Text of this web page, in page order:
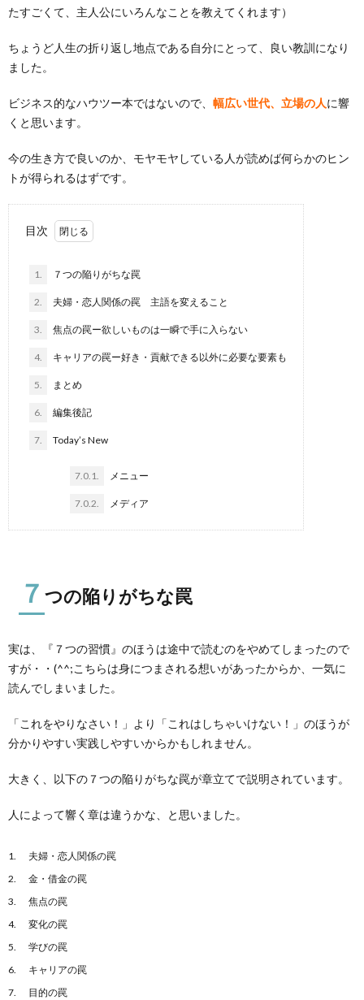
たすごくて、主人公にいろんなことを教えてくれます）
ちょうど人生の折り返し地点である自分にとって、良い教訓になり
ました。
ビジネス的なハウツー本ではないので、 幅広い世代、立場の人に響
くと思います。
今の生き方で良いのか、モヤモヤしている人が読めば何らかのヒン
トが得られるはずです。
目次
1. ７つの陥りがちな罠
2. 夫婦・恋人関係の罠 主語を変えること
3. 焦点の罠ー欲しいものは一瞬で手に入らない
4. キャリアの罠ー好き・貢献できる以外に必要な要素も
5. まとめ
6. 編集後記
7. Today’s New
7.0.1. メニュー
7.0.2. メディア
７つの陥りがちな罠
実は、『７つの習慣』のほうは途中で読むのをやめてしまったので
すが・・(^^;こちらは身につまされる想いがあったからか、一気に
読んでしまいました。
「これをやりなさい！」より「これはしちゃいけない！」のほうが
分かりやすい実践しやすいからかもしれません。
大きく、以下の７つの陥りがちな罠が章立てで説明されています。
人によって響く章は違うかな、と思いました。
夫婦・恋人関係の罠
金・借金の罠
焦点の罠
変化の罠
学びの罠
キャリアの罠
目的の罠